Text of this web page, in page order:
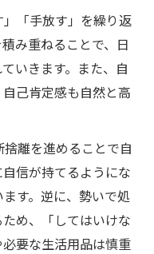
「手放す」を繰り返
み重ねることで、日
いきます。また、自
己肯定感も自然と高
離を進めることで自
信が持てるようにな
す。逆に、勢いで処
め、「してはいけな
要な生活用品は慎重